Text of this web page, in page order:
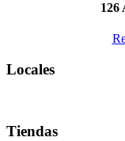
126
Locales
Tiendas